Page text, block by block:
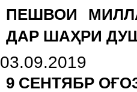
ПЕШВОИ
ДАР ШАҲРИ
03.09.2019
9 СЕНТЯБР